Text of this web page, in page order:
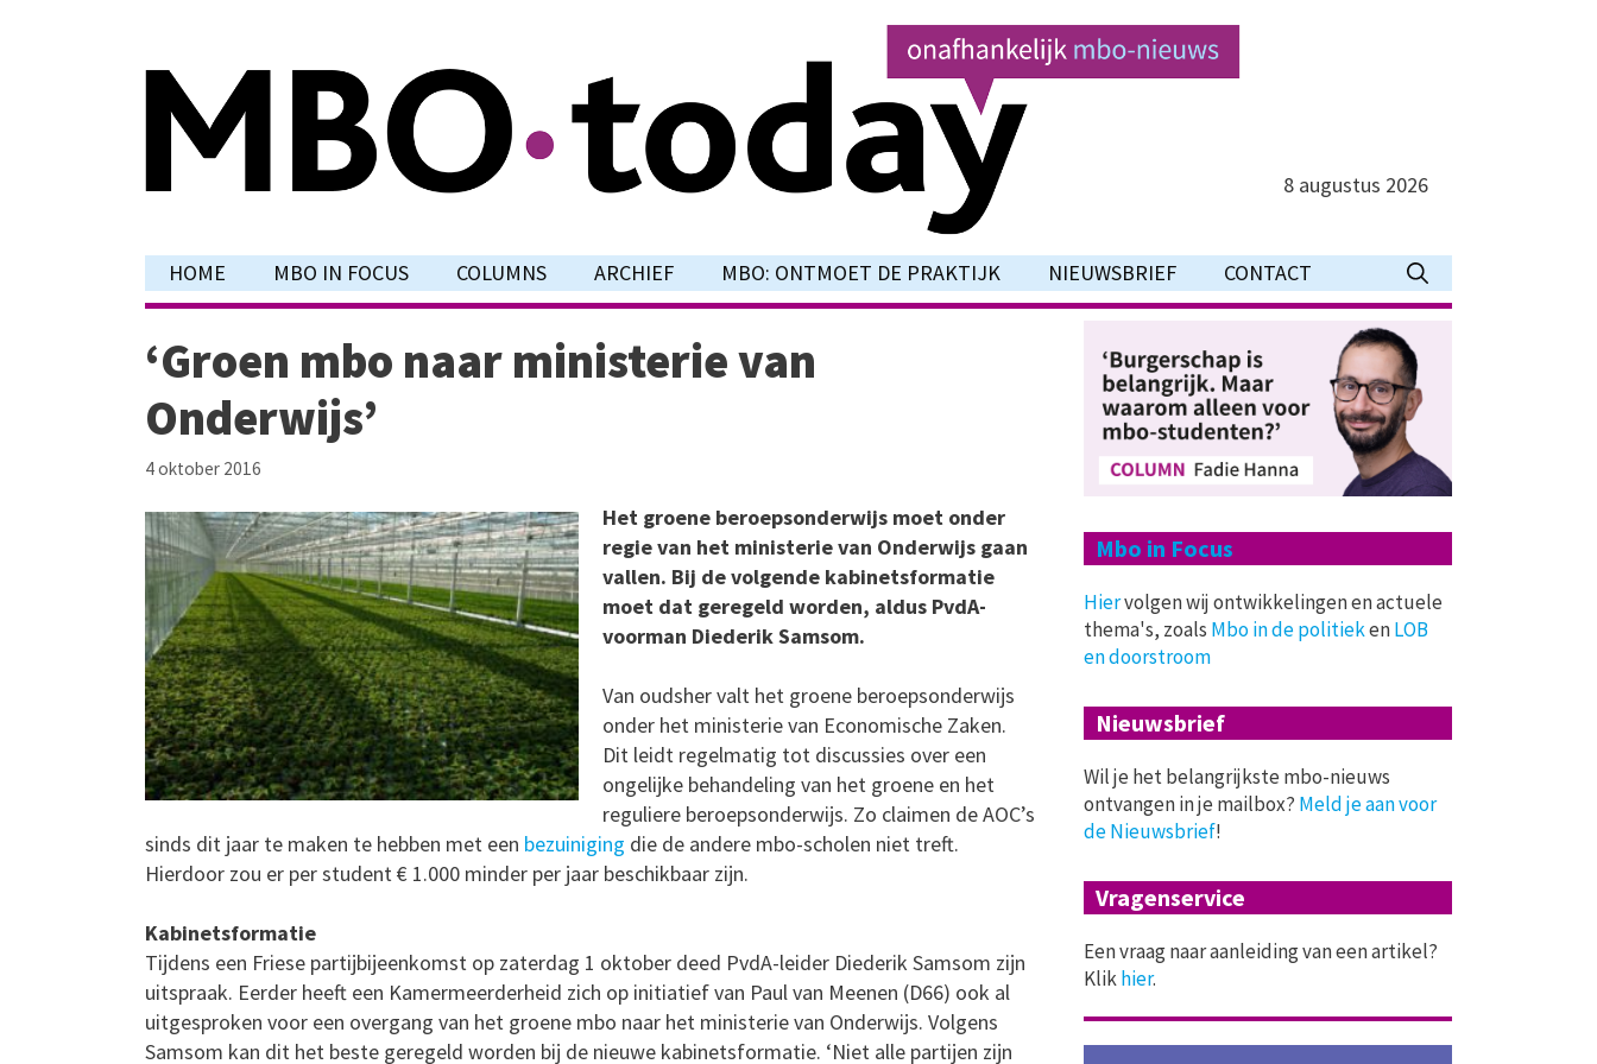
8 augustus 2026
HOME MBO IN FOCUS COLUMNS ARCHIEF MBO: ONTMOET DE PRAKTIJK NIEUWSBRIEF CONTACT
‘Groen mbo naar ministerie van
Onderwijs’
4 oktober 2016
Het groene beroepsonderwijs moet onder
regie van het ministerie van Onderwijs gaan
vallen. Bij de volgende kabinetsformatie
moet dat geregeld worden, aldus PvdA-
voorman Diederik Samsom.
Van oudsher valt het groene beroepsonderwijs
onder het ministerie van Economische Zaken.
Dit leidt regelmatig tot discussies over een
ongelijke behandeling van het groene en het
reguliere beroepsonderwijs. Zo claimen de AOC’s
sinds dit jaar te maken te hebben met een bezuiniging die de andere mbo-scholen niet treft.
Hierdoor zou er per student € 1.000 minder per jaar beschikbaar zijn.
Kabinetsformatie
Tijdens een Friese partijbijeenkomst op zaterdag 1 oktober deed PvdA-leider Diederik Samsom zijn
uitspraak. Eerder heeft een Kamermeerderheid zich op initiatief van Paul van Meenen (D66) ook al
uitgesproken voor een overgang van het groene mbo naar het ministerie van Onderwijs. Volgens
Samsom kan dit het beste geregeld worden bij de nieuwe kabinetsformatie. ‘Niet alle partijen zijn
Mbo in Focus
Hiervolgen wij ontwikkelingen en actuele
thema's, zoals Mbo in de politiekenLOB
en doorstroom
Nieuwsbrief
Wil je het belangrijkste mbo-nieuws
ontvangen in je mailbox? Meld je aan voor
de Nieuwsbrief!
Vragenservice
Een vraag naar aanleiding van een artikel?
Klikhier.